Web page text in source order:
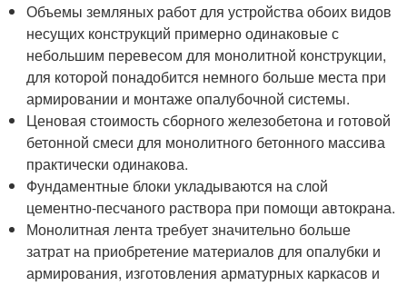
Объемы земляных работ для устройства обоих видов
несущих конструкций примерно одинаковые с
небольшим перевесом для монолитной конструкции,
для которой понадобится немного больше места при
армировании и монтаже опалубочной системы.
Ценовая стоимость сборного железобетона и готовой
бетонной смеси для монолитного бетонного массива
практически одинакова.
Фундаментные блоки укладываются на слой
цементно-песчаного раствора при помощи автокрана.
Монолитная лента требует значительно больше
затрат на приобретение материалов для опалубки и
армирования, изготовления арматурных каркасов и